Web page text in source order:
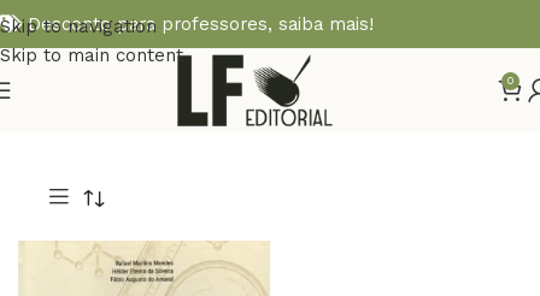
Skip to navigation
Skip to main content
Desconto para professores, saiba mais!
0